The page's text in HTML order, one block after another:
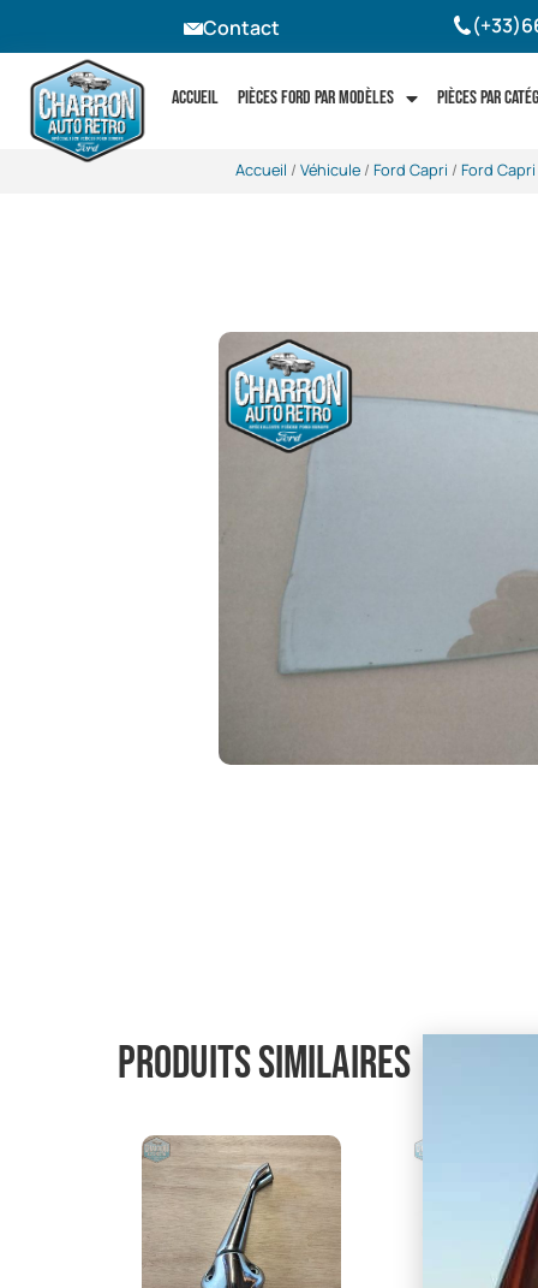
Contact
Accueil Pièces Ford par modèles Pièces par
Accueil / Véhicule/ Ford Capri / Ford Capri
Produits similaires